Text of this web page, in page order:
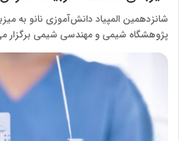
شانزدهمین المپیاد دانش‌آموزی نانو به
پژوهشگاه شیمی و مهندسی شیمی برگزار